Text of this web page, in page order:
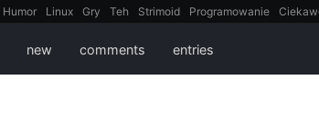
Humor Linux Gry Teh Strimoid Programowanie
new comments entries